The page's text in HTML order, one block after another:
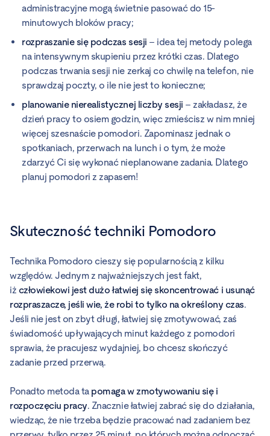
administracyjne mogą świetnie pasować do 15-
minutowych bloków pracy;
rozpraszanie się podczas sesji – idea tej metody polega
na intensywnym skupieniu przez krótki czas. Dlatego
podczas trwania sesji nie zerkaj co chwilę na telefon, nie
sprawdzaj poczty, o ile nie jest to konieczne;
planowanie nierealistycznej liczby sesji – zakładasz, że
dzień pracy to osiem godzin, więc zmieścisz w nim mniej
więcej szesnaście pomodori. Zapominasz jednak o
spotkaniach, przerwach na lunch i o tym, że może
zdarzyć Ci się wykonać nieplanowane zadania. Dlatego
planuj pomodori z zapasem!
Skuteczność techniki Pomodoro
Technika Pomodoro cieszy się popularnością z kilku
względów. Jednym z najważniejszych jest fakt,
iż człowiekowi jest dużo łatwiej się skoncentrować i usunąć
rozpraszacze, jeśli wie, że robi to tylko na określony czas.
Jeśli nie jest on zbyt długi, łatwiej się zmotywować, zaś
świadomość upływających minut każdego z pomodori
sprawia, że pracujesz wydajniej, bo chcesz skończyć
zadanie przed przerwą.
Ponadto metoda tapomaga w zmotywowaniu się i
rozpoczęciu pracy. Znacznie łatwiej zabrać się do działania,
wiedząc, że nie trzeba będzie pracować nad zadaniem bez